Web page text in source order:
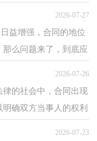
2026-07-27
益增强，合同的地位
么问题来了，到底应
2026-07-26
的社会中，合同出现
确双方当事人的权利
很苦...
2026-07-23